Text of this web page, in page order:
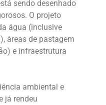
sendo desenhado
O projeto
água (inclusive
áreas de pastagem
e infraestrutura
ambiental e
já rendeu